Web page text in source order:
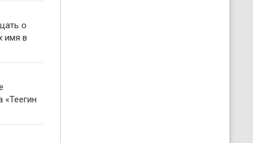
о
имя в
«Теегин